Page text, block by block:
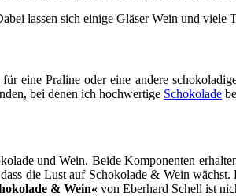
lassen sich einige Gläser Wein und
eine Praline oder eine andere
bei denen ich hochwertige Schokolade
und Wein. Beide Komponenten
die Lust auf Schokolade & Wein
& Wein« von Eberhard Schell ist